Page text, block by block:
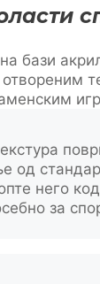
бази
од
него
за